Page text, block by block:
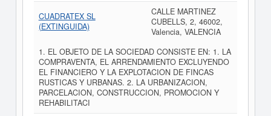
CUADRATEX SL
(EXTINGUIDA)
CALLE MARTINEZ
CUBELLS, 2, 46002,
Valencia, VALENCIA
1. EL OBJETO DE LA SOCIEDAD CONSISTE EN: 1. LA
COMPRAVENTA, EL ARRENDAMIENTO EXCLUYENDO
EL FINANCIERO Y LA EXPLOTACION DE FINCAS
RUSTICAS Y URBANAS. 2. LA URBANIZACION,
PARCELACION, CONSTRUCCION, PROMOCION Y
REHABILITACI